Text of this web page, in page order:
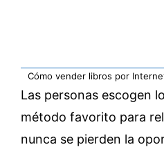
Cómo vender libros por
Las personas escogen
método favorito para
nunca se pierden la